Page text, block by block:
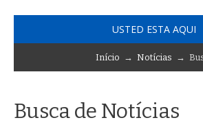
USTED ESTA AQUI
Início → Notícias →
Busca de Notícias